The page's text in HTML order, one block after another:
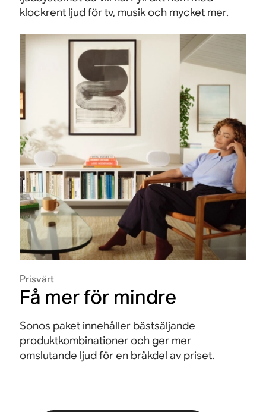
klockrent ljud för tv, musik och mycket mer.
Prisvärt
Få mer för mindre
Sonos paket innehåller bästsäljande
produktkombinationer och ger mer
omslutande ljud för en bråkdel av priset.